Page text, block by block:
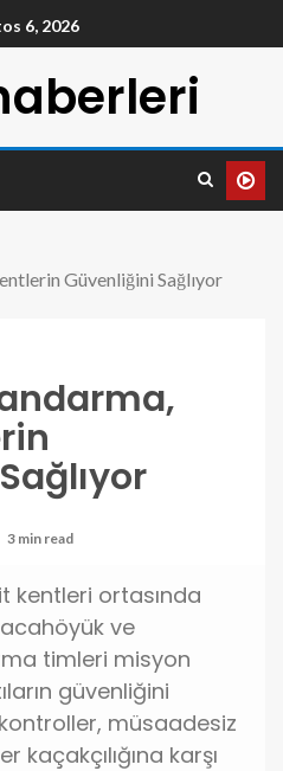
6, 2026
Güvenliğini Sağlıyor
3 min read
kentleri ortasında
ve
timleri misyon
güvenliğini
müsaadesiz
karşı